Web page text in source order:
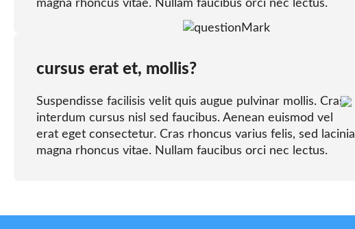
magna rhoncus vitae. Nullam faucibus orci nec lectus.
cursus erat et, mollis?
Suspendisse facilisis velit quis augue pulvinar mollis. Cras
interdum cursus nisl sed faucibus. Aenean euismod vel
erat eget consectetur. Cras rhoncus varius felis, sed lacinia
magna rhoncus vitae. Nullam faucibus orci nec lectus.